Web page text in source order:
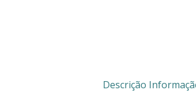
Descrição